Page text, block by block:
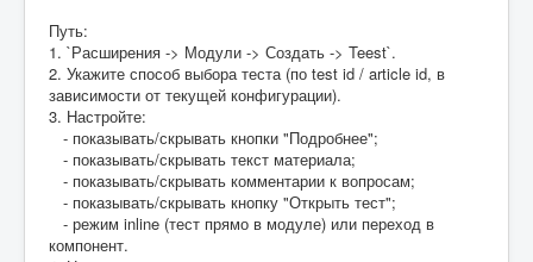
Путь:
1. `Расширения -> Модули -> Создать -> Teest`.
2. Укажите способ выбора теста (по test id / article id, в
зависимости от текущей конфигурации).
3. Настройте:
- показывать/скрывать кнопки "Подробнее";
- показывать/скрывать текст материала;
- показывать/скрывать комментарии к вопросам;
- показывать/скрывать кнопку "Открыть тест";
- режим inline (тест прямо в модуле) или переход в
компонент.